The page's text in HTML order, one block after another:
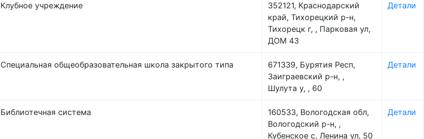
Клубное учреждение
352121, Краснодарский
край, Тихорецкий р-н,
Тихорецк г, , Парковая ул,
ДОМ 43
Детали
Специальная общеобразовательная школа закрытого типа
671339, Бурятия Респ,
Заиграевский р-н, ,
Шулута у, , 60
Детали
Библиотечная система
160533, Вологодская обл,
Вологодский р-н, ,
Кубенское с, Ленина ул, 50
Детали